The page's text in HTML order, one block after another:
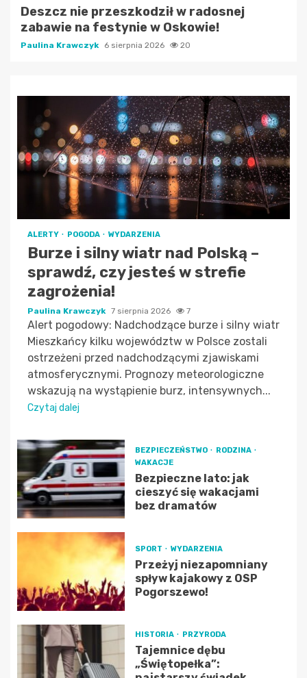
Deszcz nie przeszkodził w radosnej
zabawie na festynie w Oskowie!
Paulina Krawczyk 6 sierpnia 2026 20
ALERTY POGODA WYDARZENIA
Burze i silny wiatr nad Polską –
sprawdź, czy jesteś w strefie
zagrożenia!
Paulina Krawczyk 7 sierpnia 2026 7
Alert pogodowy: Nadchodzące burze i silny wiatr
Mieszkańcy kilku województw w Polsce zostali
ostrzeżeni przed nadchodzącymi zjawiskami
atmosferycznymi. Prognozy meteorologiczne
wskazują na wystąpienie burz, intensywnych...
Czytaj dalej
BEZPIECZEŃSTWO
RODZINA
WAKACJE
Bezpieczne lato: jak
cieszyć się wakacjami
bez dramatów
SPORT WYDARZENIA
Przeżyj niezapomniany
spływ kajakowy z OSP
Pogorszewo!
HISTORIA PRZYRODA
Tajemnice dębu
„Świętopełka”: